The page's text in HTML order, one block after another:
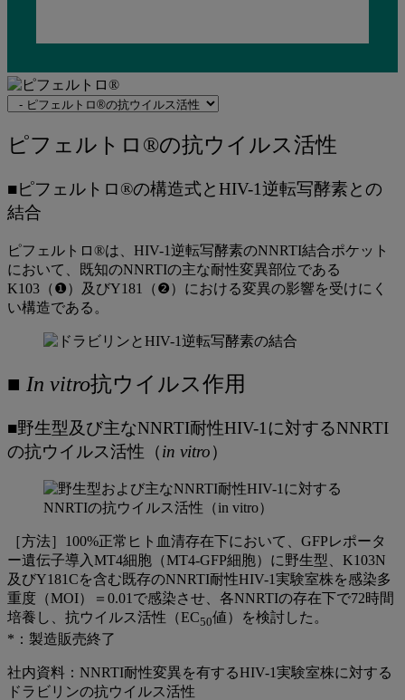
Navigate
関
連
ー
ジ
ピ
ェ
ト
ロ
®
イ
ル
性
ピフェルトロ®の抗ウイルス活性
■ピフェルトロ®の構造式とHIV-1逆転写酵素との
結合
ピフェルトロ®は、HIV-1逆転写酵素のNNRTI結合ポケット
において、既知のNNRTIの主な耐性変異部位である
K103（❶）及びY181（❷）における変異の影響を受けにく
い構造である。
■ In vitro抗ウイルス作用
■野生型及び主なNNRTI耐性HIV-1に対するNNRTI
の抗ウイルス活性（in vitro）
［方法］100%正常ヒト血清存在下において、GFPレポータ
ー遺伝子導入MT4細胞（MT4-GFP細胞）に野生型、K103N
及びY181Cを含む既存のNNRTI耐性HIV-1実験室株を感染多
重度（MOI）＝0.01で感染させ、各NNRTIの存在下で72時間
培養し、抗ウイルス活性（EC50値）を検討した。
*：製造販売終了
社内資料：NNRTI耐性変異を有するHIV-1実験室株に対する
ドラビリンの抗ウイルス活性